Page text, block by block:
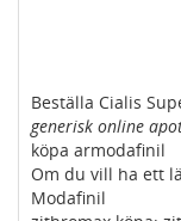
Beställa Cialis
generisk online
köpa armodafinil
Om du vill ha ett
Modafinil